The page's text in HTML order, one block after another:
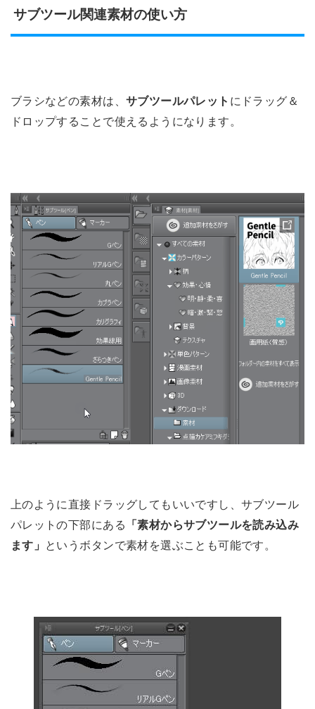
サブツール関連素材の使い方
ブラシなどの素材は、 サブツールパレット にドラッグ＆
ドロップすることで使えるようになります。
上のように直接ドラッグしてもいいですし、サブツール
パレットの下部にある
「素材からサブツールを読み込み
ます」
というボタンで素材を選ぶことも可能です。